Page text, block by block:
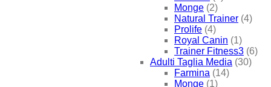
Monge (2)
Natural Trainer (4)
Prolife (4)
Royal Canin (1)
Trainer Fitness3 (6)
Adulti Taglia Media (30)
Farmina (14)
Monge (1)